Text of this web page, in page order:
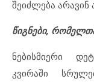
შეიძლება არავინ
წიგნები,
ნებისმიერი
კვირაში